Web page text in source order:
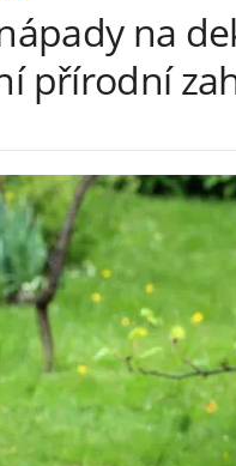
na
přírodní